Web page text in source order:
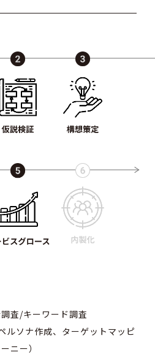
査/キーワード調査
ソナ作成、ターゲットマッピ
ニー）